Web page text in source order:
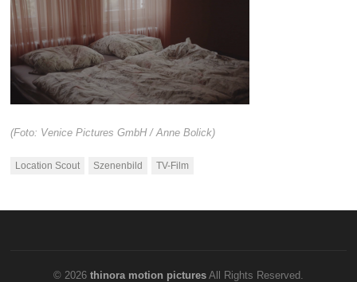
(Foto: Venice Pictures GmbH / Anne Bolick)
Location Scout Szenenbild TV-Film
© 2026 thinora motion pictures All Rights Reserved.